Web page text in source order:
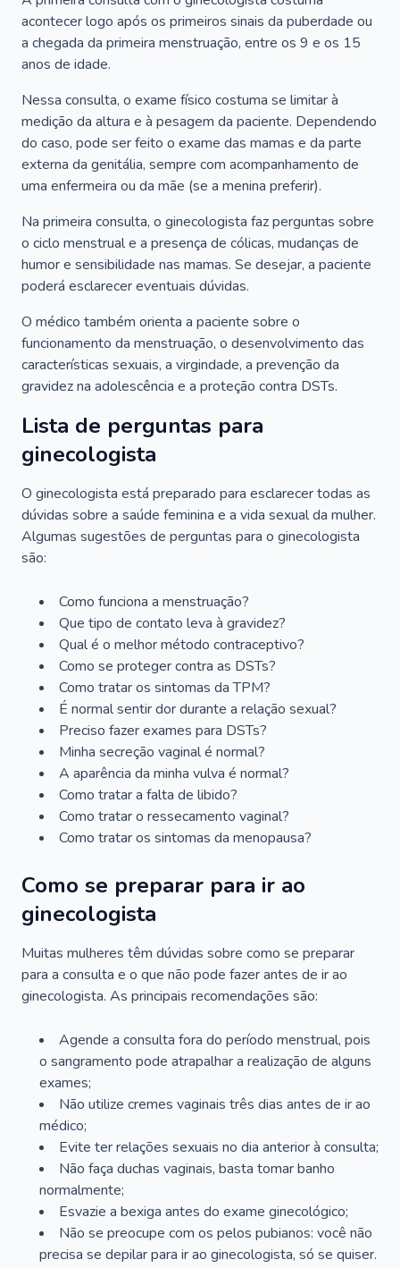
acontecer logo após os primeiros sinais da puberdade ou
a chegada da primeira menstruação, entre os 9 e os 15
anos de idade.
Nessa consulta, o exame físico costuma se limitar à
medição da altura e à pesagem da paciente. Dependendo
do caso, pode ser feito o exame das mamas e da parte
externa da genitália, sempre com acompanhamento de
uma enfermeira ou da mãe (se a menina preferir).
Na primeira consulta, o ginecologista faz perguntas sobre
o ciclo menstrual e a presença de cólicas, mudanças de
humor e sensibilidade nas mamas. Se desejar, a paciente
poderá esclarecer eventuais dúvidas.
O médico também orienta a paciente sobre o
funcionamento da menstruação, o desenvolvimento das
características sexuais, a virgindade, a prevenção da
gravidez na adolescência e a proteção contra DSTs.
Lista de perguntas para
ginecologista
O ginecologista está preparado para esclarecer todas as
dúvidas sobre a saúde feminina e a vida sexual da mulher.
Algumas sugestões de perguntas para o ginecologista
são:
Como funciona a menstruação?
Que tipo de contato leva à gravidez?
Qual é o melhor método contraceptivo?
Como se proteger contra as DSTs?
Como tratar os sintomas da TPM?
É normal sentir dor durante a relação sexual?
Preciso fazer exames para DSTs?
Minha secreção vaginal é normal?
A aparência da minha vulva é normal?
Como tratar a falta de libido?
Como tratar o ressecamento vaginal?
Como tratar os sintomas da menopausa?
Como se preparar para ir ao
ginecologista
Muitas mulheres têm dúvidas sobre como se preparar
para a consulta e o que não pode fazer antes de ir ao
ginecologista. As principais recomendações são:
Agende a consulta fora do período menstrual, pois
o sangramento pode atrapalhar a realização de alguns
exames;
Não utilize cremes vaginais três dias antes de ir ao
médico;
Evite ter relações sexuais no dia anterior à consulta;
Não faça duchas vaginais, basta tomar banho
normalmente;
Esvazie a bexiga antes do exame ginecológico;
Não se preocupe com os pelos pubianos: você não
precisa se depilar para ir ao ginecologista, só se quiser.